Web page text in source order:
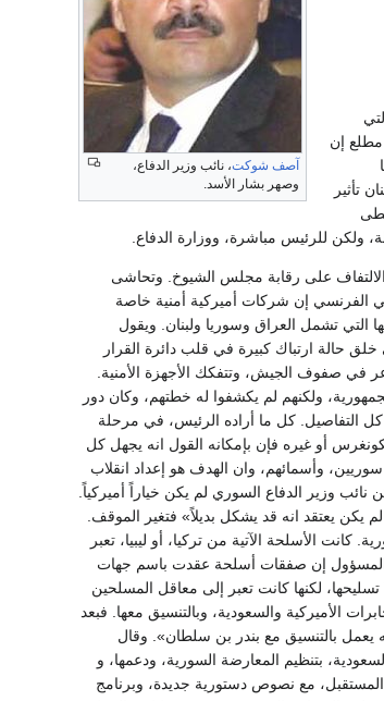
آصف شوكت، نائب وزير الدفاع،
وصهر بشار الأسد.
مطلع إن
تأثير
ولكن للرئيس مباشرة، ووزارة الدفاع.
الالتفاف على رقابة مجلس الشيوخ. وتحاشى
الفرنسي إن شركات أميركية أمنية خاصة
التي تشمل العراق وسوريا ولبنان. ويقول
حالة ارتباك كبيرة في قلب دائرة القرار
في صفوف الجيش، وتتفكك الأجهزة الأمنية.
ولكنهم لم يكشفوا له خطتهم، وكان دور
التفاصيل. كل ما أراده الرئيس، في مرحلة
أو غيره فإن بإمكانه القول انه يجهل كل
وأسمائهم، وان الهدف هو إعداد انقلاب
وزير الدفاع السوري لم يكن خياراً أميركياً.
يكن يعتقد انه قد يشكل بديلاً» فتغير الموقف.
الأسلحة الآتية من تركيا، أو ليبيا، تعبر
المسؤول إن صفقات أسلحة عقدت باسم جهات
لكنها كانت تعبر إلى معاقل المسلحين
سوريا، وبالتفاهم مع المخابرات الأميركية والسعودية، وبالتنسيق معها. فبعد
يعمل بالتنسيق مع بندر بن سلطان». وقال
بتنظيم المعارضة السورية، ودعمها، و
المستقبل، مع نصوص دستورية جديدة، وبرنامج